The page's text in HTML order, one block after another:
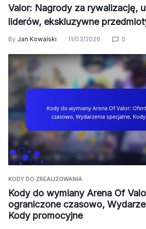
Valor: Nagrody za rywalizację,
liderów, ekskluzywne
By Jan Kowalski 11/03/2026 0
KODY DO ZREALIZOWANIA
Kody do wymiany Arena Of
ograniczone czasowo,
Kody promocyjne